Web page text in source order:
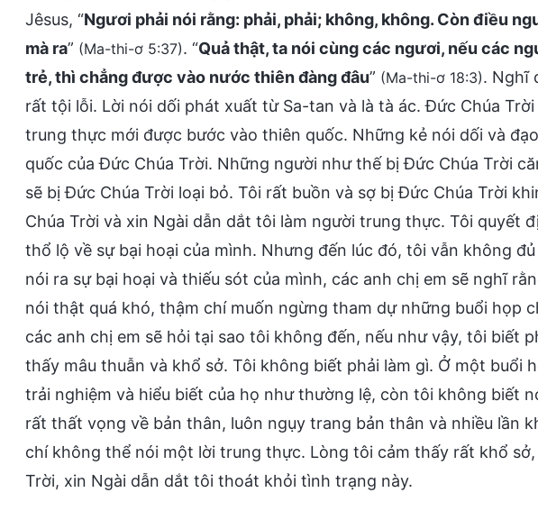
Jêsus, “Ngươi phải nói rằng: phải, phải; không, không. Còn điều
mà ra” (Ma-thi-ơ 5:37). “Quả thật, ta nói cùng các ngươi, nếu các
trẻ, thì chẳng được vào nước thiên đàng đâu” (Ma-thi-ơ 18:3). Nghĩ
rất tội lỗi. Lời nói dối phát xuất từ Sa-tan và là tà ác. Đức Chúa
trung thực mới được bước vào thiên quốc. Những kẻ nói dối và
quốc của Đức Chúa Trời. Những người như thế bị Đức Chúa Trời
sẽ bị Đức Chúa Trời loại bỏ. Tôi rất buồn và sợ bị Đức Chúa Trời
Chúa Trời và xin Ngài dẫn dắt tôi làm người trung thực. Tôi quyết
thổ lộ về sự bại hoại của mình. Nhưng đến lúc đó, tôi vẫn không
nói ra sự bại hoại và thiếu sót của mình, các anh chị em sẽ nghĩ
nói thật quá khó, thậm chí muốn ngừng tham dự những buổi họp
các anh chị em sẽ hỏi tại sao tôi không đến, nếu như vậy, tôi biết
thấy mâu thuẫn và khổ sở. Tôi không biết phải làm gì. Ở một buổi
trải nghiệm và hiểu biết của họ như thường lệ, còn tôi không biết
rất thất vọng về bản thân, luôn ngụy trang bản thân và nhiều lần
chí không thể nói một lời trung thực. Lòng tôi cảm thấy rất khổ
Trời, xin Ngài dẫn dắt tôi thoát khỏi tình trạng này.